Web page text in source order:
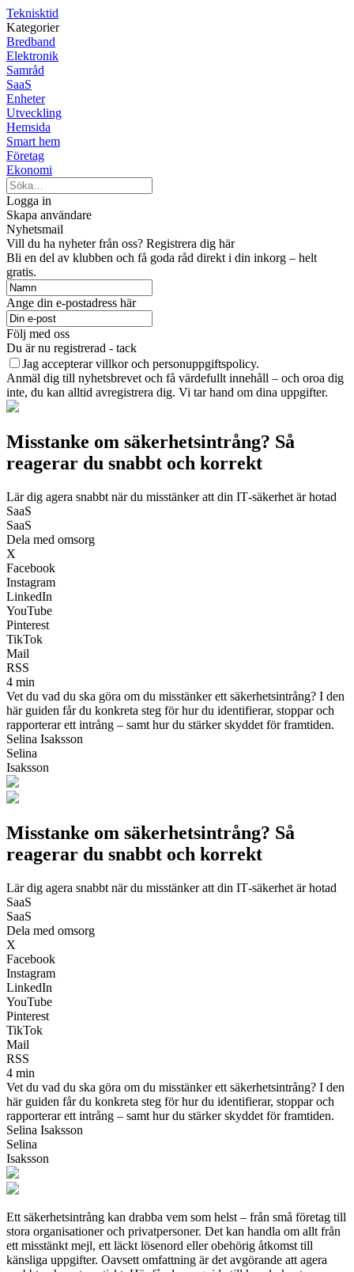
Teknisktid
Kategorier
Bredband
Elektronik
Samråd
SaaS
Enheter
Utveckling
Hemsida
Smart hem
Företag
Ekonomi
Logga in
Skapa användare
Nyhetsmail
Vill du ha nyheter från oss? Registrera dig här
Bli en del av klubben och få goda råd direkt i din inkorg – helt
gratis.
Ange din e-postadress här
Följ med oss
Du är nu registrerad - tack
Jag accepterar villkor och personuppgiftspolicy.
Anmäl dig till nyhetsbrevet och få värdefullt innehåll – och oroa dig
inte, du kan alltid avregistrera dig. Vi tar hand om dina uppgifter.
Misstanke om säkerhetsintrång? Så
reagerar du snabbt och korrekt
Lär dig agera snabbt när du misstänker att din IT‑säkerhet är hotad
SaaS
SaaS
Dela med omsorg
X
Facebook
Instagram
LinkedIn
YouTube
Pinterest
TikTok
Mail
RSS
4 min
Vet du vad du ska göra om du misstänker ett säkerhetsintrång? I den
här guiden får du konkreta steg för hur du identifierar, stoppar och
rapporterar ett intrång – samt hur du stärker skyddet för framtiden.
Selina Isaksson
Selina
Isaksson
Misstanke om säkerhetsintrång? Så
reagerar du snabbt och korrekt
Lär dig agera snabbt när du misstänker att din IT‑säkerhet är hotad
SaaS
SaaS
Dela med omsorg
X
Facebook
Instagram
LinkedIn
YouTube
Pinterest
TikTok
Mail
RSS
4 min
Vet du vad du ska göra om du misstänker ett säkerhetsintrång? I den
här guiden får du konkreta steg för hur du identifierar, stoppar och
rapporterar ett intrång – samt hur du stärker skyddet för framtiden.
Selina Isaksson
Selina
Isaksson
Ett säkerhetsintrång kan drabba vem som helst – från små företag till
stora organisationer och privatpersoner. Det kan handla om allt från
ett misstänkt mejl, ett läckt lösenord eller obehörig åtkomst till
känsliga uppgifter. Oavsett omfattning är det avgörande att agera